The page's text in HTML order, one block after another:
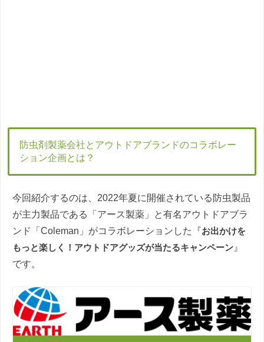
防虫剤製薬会社とアウトドアブランドのコラボレー
ション企画とは？
今回紹介するのは、2022年夏に開催されている防虫製品
が主力製品である「アース製薬」と有名アウトドアブラ
ンド「Coleman」がコラボレーションした『お出かけを
もっと楽しく！アウトドアグッズが当たるキャンペーン 』
です。